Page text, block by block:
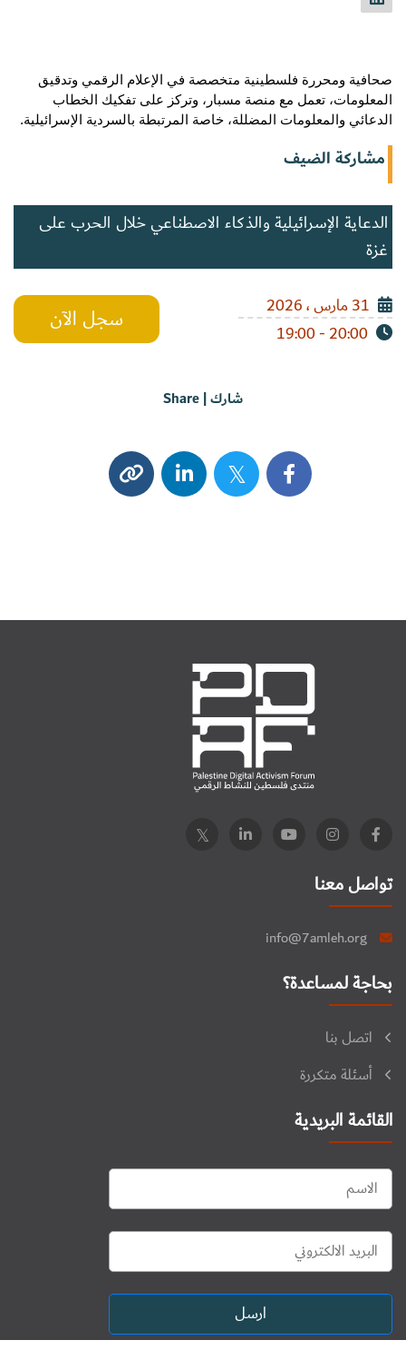
الدعائي والمعلومات المضللة، خاصة المرتبطة بالسردية الإسرائيلية.
مشاركة الضيف
الدعاية الإسرائيلية والذكاء الاصطناعي خلال الحرب على
غزة
31 مارس ، 2026
20:00 - 19:00
سجل الآن
شارك | Share
تواصل معنا
info@7amleh.org
بحاجة لمساعدة؟
اتصل بنا
أسئلة متكررة
القائمة البريدية
ارسل